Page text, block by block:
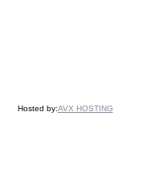
Hosted by:AVX HOSTING